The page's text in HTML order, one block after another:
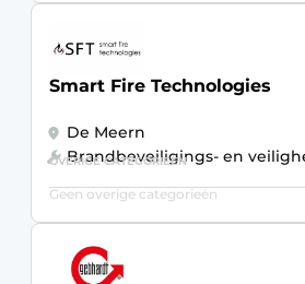
Smart Fire Technologies
De Meern
Brandbeveiligings- en
OVERIGE CATEGORIEËN
Geen overige categorieën